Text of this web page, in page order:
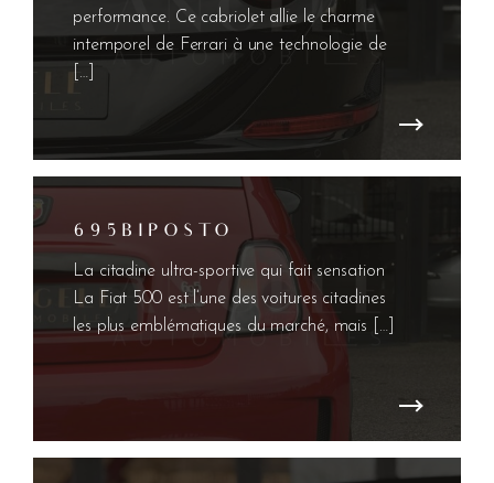
performance. Ce cabriolet allie le charme
intemporel de Ferrari à une technologie de
[…]
6 9 5 B I P O S T O
La citadine ultra-sportive qui fait sensation
La Fiat 500 est l’une des voitures citadines
les plus emblématiques du marché, mais […]